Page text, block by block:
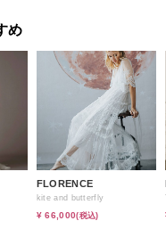
め
FLORENCE
kite and butterfly
¥ 66,000(税込)